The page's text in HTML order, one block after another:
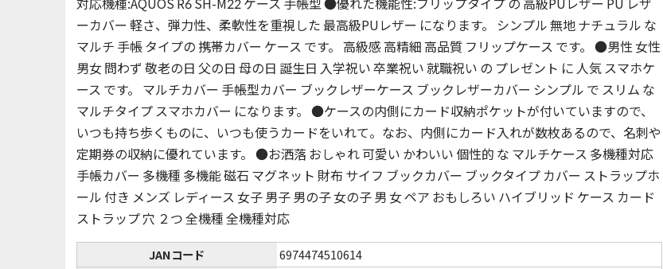
対応機種:AQUOS R6 SH-M22 ケース 手帳型 ●優れた機能性:フリップタイプ の 高級PUレザー PU レザ
ーカバー 軽さ、弾力性、柔軟性を重視した 最高級PUレザー になります。 シンプル 無地 ナチュラル な
マルチ 手帳 タイプの 携帯カバー ケース です。 高級感 高精細 高品質 フリップケース です。 ●男性 女性
男女 問わず 敬老の日 父の日 母の日 誕生日 入学祝い 卒業祝い 就職祝い の プレゼント に 人気 スマホケ
ース です。 マルチカバー 手帳型カバー ブックレザーケース ブックレザーカバー シンプル で スリム な
マルチタイプ スマホカバー になります。 ●ケースの内側にカード収納ポケットが付いていますので、
いつも持ち歩くものに、いつも使うカードをいれて。なお、内側にカード入れが数枚あるので、名刺や
定期券の収納に優れています。 ●お洒落 おしゃれ 可愛い かわいい 個性的 な マルチケース 多機種対応
手帳カバー 多機種 多機能 磁石 マグネット 財布 サイフ ブックカバー ブックタイプ カバー ストラップホ
ール 付き メンズ レディース 女子 男子 男の子 女の子 男 女 ペア おもしろい ハイブリッド ケース カード
ストラップ 穴 ２つ 全機種 全機種対応
JANコード
6974474510614